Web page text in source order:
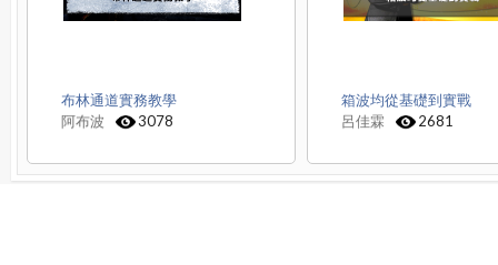
布林通道實務教學
阿布波
3078
箱波均從基礎到實戰
呂佳霖
2681